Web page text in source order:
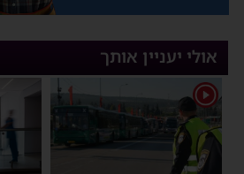
אולי יעניין אותך
1